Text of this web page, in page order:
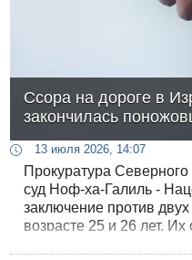
Ссора на дороге в
закончилась
13 июля 2026, 14:07
Прокуратура
суд Ноф-ха-Галиль -
заключение против
возрасте 25 и 26 лет.